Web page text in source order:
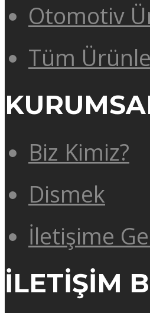
Otomotiv
Tüm
Biz Kimiz?
Dismek
İletişime
İLETİŞİM